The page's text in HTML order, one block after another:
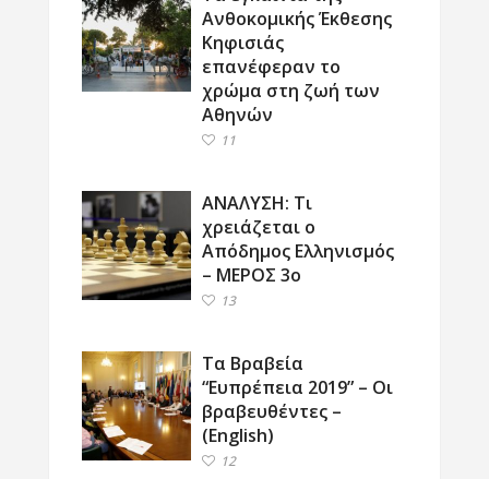
Ανθοκομικής Έκθεσης
Κηφισιάς
επανέφεραν το
χρώμα στη ζωή των
Αθηνών
11
ΑΝΑΛΥΣΗ: Τι
χρειάζεται ο
Απόδημος Ελληνισμός
– ΜΕΡΟΣ 3ο
13
Τα Βραβεία
“Ευπρέπεια 2019” – Οι
βραβευθέντες –
(English)
12